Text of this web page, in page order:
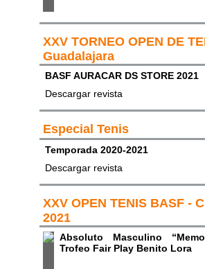
XXV TORNEO OPEN DE
Guadalajara
BASF AURACAR DS STORE 2021
Descargar revista
Especial Tenis
Temporada 2020-2021
Descargar revista
XXV OPEN TENIS BASF -
2021
Absoluto Masculino
Trofeo Fair Play Benito Lora